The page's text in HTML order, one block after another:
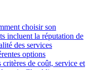
choisir son
incluent la réputation de
des services
options
critères de coût, service et